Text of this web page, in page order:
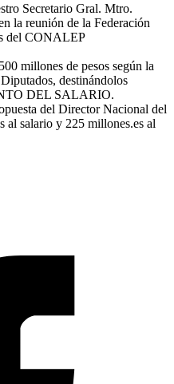
Secretario Gral. Mtro.
la reunión de la Federación
del CONALEP
millones de pesos según la
destinándolos
DEL SALARIO.
del Director Nacional del
al salario y 225 millones.es al